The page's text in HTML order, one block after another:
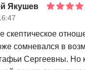
Якушев
сомневался в
Сергеевны. Но